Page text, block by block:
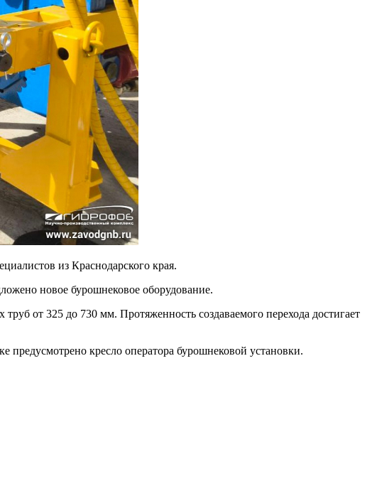
из Краснодарского края.
новое бурошнековое оборудование.
от 325 до 730 мм. Протяженность создаваемого перехода достигает
предусмотрено кресло оператора бурошнековой установки.